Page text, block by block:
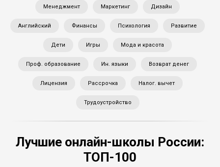
Менеджмент Маркетинг Дизайн
Английский Финансы Психология Развитие
Дети Игры Мода и красота
Проф. образование Ин. языки Возврат денег
Лицензия Рассрочка Налог. вычет
Трудоустройство
Лучшие онлайн-школы России:
ТОП-100